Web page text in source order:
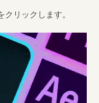
リックします。